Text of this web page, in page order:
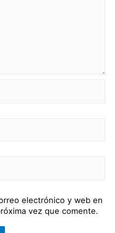
electrónico y web en
vez que comente.